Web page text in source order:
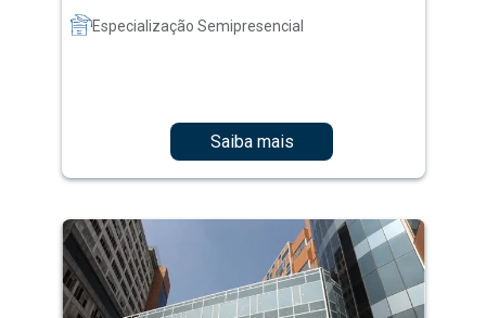
Especialização Semipresencial
Saiba mais